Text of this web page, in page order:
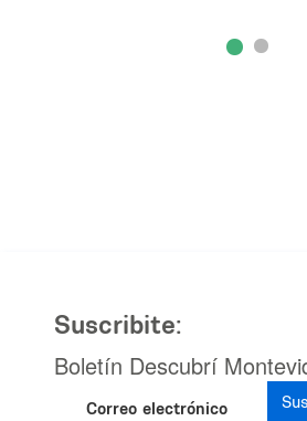
Suscribite:
Boletín Descubrí
Correo electrónico